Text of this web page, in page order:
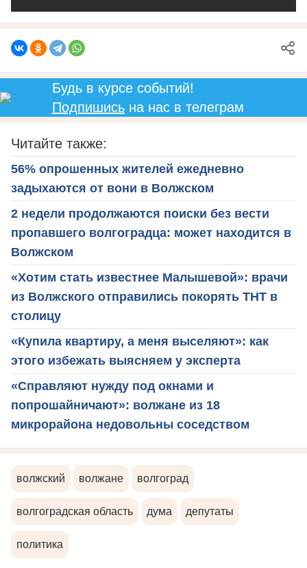
Будь в курсе событий!
Подпишисьна нас в телеграм
Читайте также:
56% опрошенных жителей ежедневно
задыхаются от вони в Волжском
2 недели продолжаются поиски без вести
пропавшего волгоградца: может находится в
Волжском
«Хотим стать известнее Малышевой»: врачи
из Волжского отправились покорять ТНТ в
столицу
«Купила квартиру, а меня выселяют»: как
этого избежать выясняем у эксперта
«Справляют нужду под окнами и
попрошайничают»: волжане из 18
микрорайона недовольны соседством
волжский волжане волгоград
волгоградская область дума депутаты
политика